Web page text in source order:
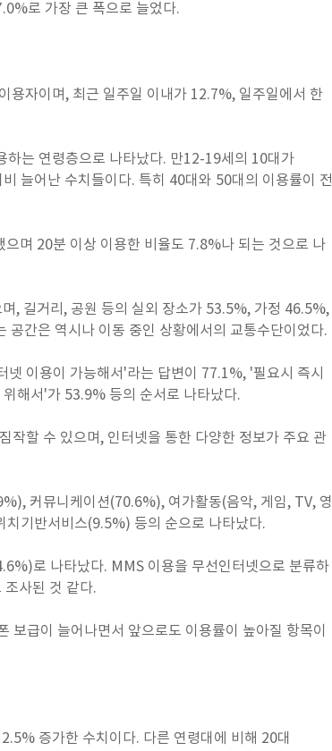
로 가장 큰 폭으로 늘었다.
자이며, 최근 일주일 이내가 12.7%, 일주일에서 한
는 연령층으로 나타났다. 만12-19세의 10대가
늘어난 수치들이다. 특히 40대와 50대의 이용률이 전
며 20분 이상 이용한 비율도 7.8%나 되는 것으로 나
, 길거리, 공원 등의 실외 장소가 53.5%, 가정 46.5%,
간은 역시나 이동 중인 상황에서의 교통수단이었다.
이용이 가능해서'라는 답변이 77.1%, '필요시 즉시
해서'가 53.9% 등의 순서로 나타났다.
작할 수 있으며, 인터넷을 통한 다양한 정보가 주요 관
커뮤니케이션(70.6%), 여가활동(음악, 게임, TV, 영
기반서비스(9.5%) 등의 순으로 나타났다.
로 나타났다. MMS 이용을 무선인터넷으로 분류하
조사된 것 같다.
급이 늘어나면서 앞으로도 이용률이 높아질 항목이
증가한 수치이다. 다른 연령대에 비해 20대